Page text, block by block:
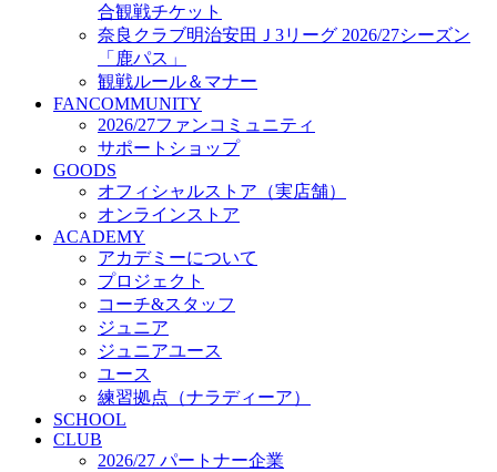
練習拠点（ナラディーア）
SCHOOL
2026/27 パートナー企業
パートナー募集
クラブ理念
クラブ情報
サステナビリティ
Web制作支援
応援プロジェクト
合観戦チケット
奈良クラブ明治安田Ｊ3リーグ 2026/27シーズン
「鹿パス」
観戦ルール＆マナー
FANCOMMUNITY
2026/27ファンコミュニティ
サポートショップ
GOODS
オフィシャルストア（実店舗）
オンラインストア
ACADEMY
アカデミーについて
プロジェクト
コーチ&スタッフ
ジュニア
ジュニアユース
ユース
練習拠点（ナラディーア）
SCHOOL
CLUB
2026/27 パートナー企業